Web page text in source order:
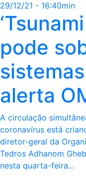
29/12/21 - 16:40min
pode
alerta
A circulação
coronavírus está
diretor-geral da
Tedros Adhanom
nesta quarta-feira...